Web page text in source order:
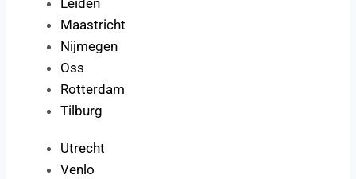
Maastricht
Nijmegen
Oss
Rotterdam
Tilburg
Utrecht
Venlo